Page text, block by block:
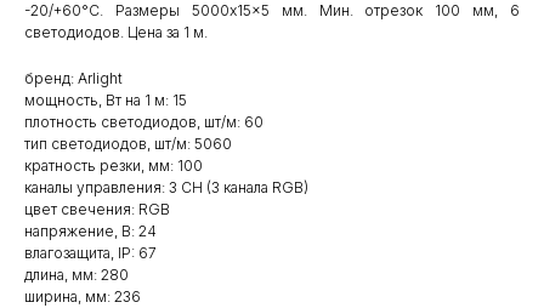
-20/+60°С. Размеры 5000x15x5 мм. Мин. отрезок 100 мм, 6
светодиодов. Цена за 1 м.
бренд: Arlight
мощность, Вт на 1 м: 15
плотность светодиодов, шт/м: 60
тип светодиодов, шт/м: 5060
кратность резки, мм: 100
каналы управления: 3 CH (3 канала RGB)
цвет свечения: RGB
напряжение, В: 24
влагозащита, IP: 67
длина, мм: 280
ширина, мм: 236